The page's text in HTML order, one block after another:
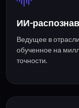
ИИ-
Ведущее в
обученное на
точности.